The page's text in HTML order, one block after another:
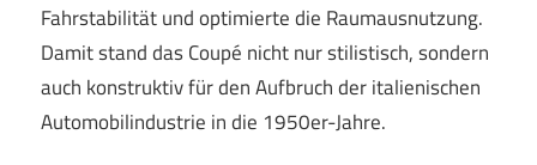
Fahrstabilität und optimierte die Raumausnutzung.
Damit stand das Coupé nicht nur stilistisch, sondern
auch konstruktiv für den Aufbruch der italienischen
Automobilindustrie in die 1950er-Jahre.